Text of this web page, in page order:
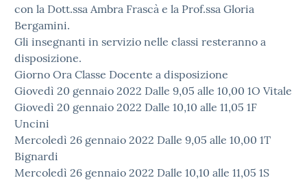
con la Dott.ssa Ambra Frascà e la Prof.ssa Gloria
Bergamini.
Gli insegnanti in servizio nelle classi resteranno a
disposizione.
Giorno Ora Classe Docente a disposizione
Giovedì 20 gennaio 2022 Dalle 9,05 alle 10,00 1O Vitale
Giovedì 20 gennaio 2022 Dalle 10,10 alle 11,05 1F
Uncini
Mercoledì 26 gennaio 2022 Dalle 9,05 alle 10,00 1T
Bignardi
Mercoledì 26 gennaio 2022 Dalle 10,10 alle 11,05 1S